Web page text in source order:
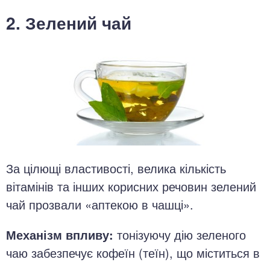
2. Зелений чай
За цілющі властивості, велика кількість
вітамінів та інших корисних речовин зелений
чай прозвали «аптекою в чашці».
Механізм впливу: тонізуючу дію зеленого
чаю забезпечує кофеїн (теїн), що міститься в